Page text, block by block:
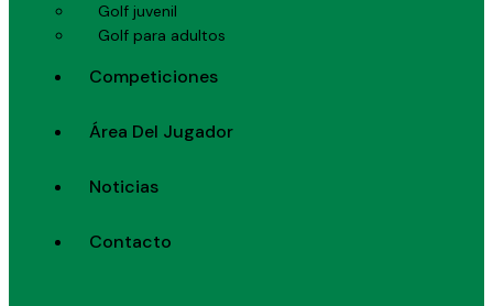
Golf juvenil
Golf para adultos
Competiciones
Área Del Jugador
Noticias
Contacto